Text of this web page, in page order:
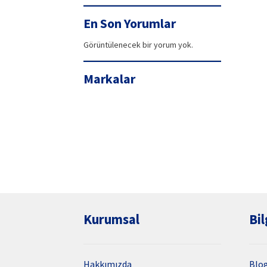
En Son Yorumlar
Görüntülenecek bir yorum yok.
Markalar
Kurumsal
Hakkımızda